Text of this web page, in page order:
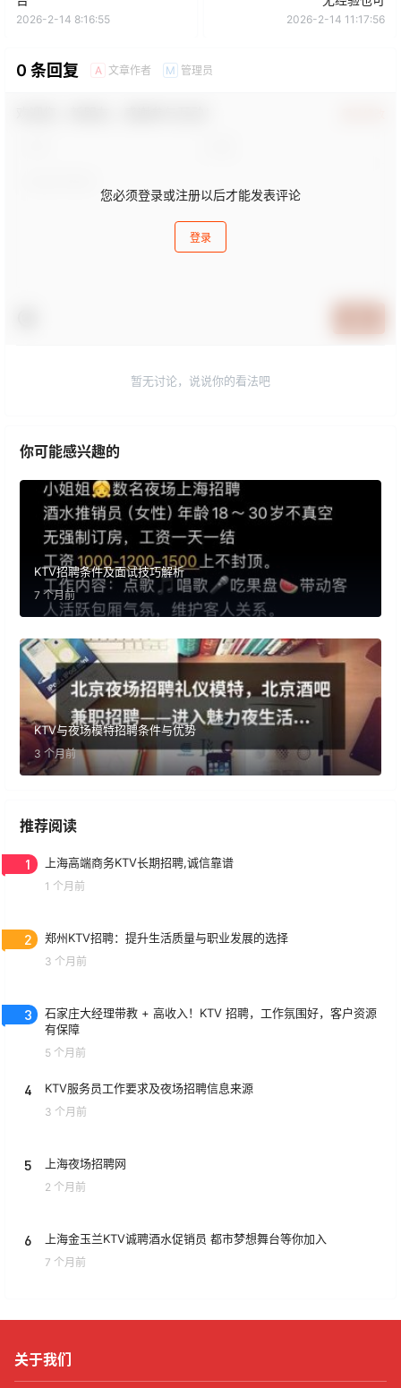
2026-2-14 8:16:55 2026-2-14 11:17:56
0 条回复 A 文章作者 M 管理员
您必须登录或注册以后才能发表评论
登录
暂无讨论，说说你的看法吧
你可能感兴趣的
KTV招聘条件及面试技巧解析
7 个月前
KTV与夜场模特招聘条件与优势
3 个月前
推荐阅读
1 上海高端商务KTV长期招聘,诚信靠谱
1 个月前
2 郑州KTV招聘：提升生活质量与职业发展的选择
3 个月前
3
石家庄大经理带教 + 高收入！KTV 招聘，工作氛围好，客户资源
有保障
5 个月前
4 KTV服务员工作要求及夜场招聘信息来源
3 个月前
5 上海夜场招聘网
2 个月前
6 上海金玉兰KTV诚聘酒水促销员 都市梦想舞台等你加入
7 个月前
关于我们